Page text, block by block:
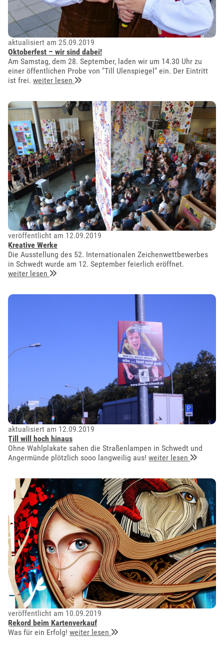
aktualisiert am 25.09.2019
Oktoberfest – wir sind dabei!
Am Samstag, dem 28. September, laden wir um 14.30 Uhr zu
einer öffentlichen Probe von "Till Ulenspiegel" ein. Der Eintritt
ist frei.weiter lesen
veröffentlicht am 12.09.2019
Kreative Werke
Die Ausstellung des 52. Internationalen Zeichenwettbewerbes
in Schwedt wurde am 12. September feierlich eröffnet.
weiter lesen
aktualisiert am 12.09.2019
Till will hoch hinaus
Ohne Wahlplakate sahen die Straßenlampen in Schwedt und
Angermünde plötzlich sooo langweilig aus!weiter lesen
veröffentlicht am 10.09.2019
Rekord beim Kartenverkauf
Was für ein Erfolg!weiter lesen